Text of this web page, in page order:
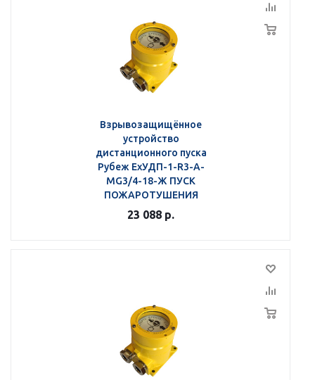
Взрывозащищённое
устройство
дистанционного пуска
Рубеж ЕхУДП-1-R3-А-
MG3/4-18-Ж ПУСК
ПОЖАРОТУШЕНИЯ
23 088 р.